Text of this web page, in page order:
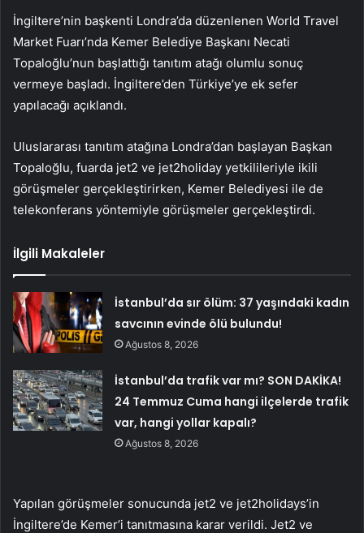
İngiltere’nin başkenti Londra’da düzenlenen World Travel
Market Fuarı’nda Kemer Belediye Başkanı Necati
Topaloğlu’nun başlattığı tanıtım atağı olumlu sonuç
vermeye başladı. İngiltere’den Türkiye’ye ek sefer
yapılacağı açıklandı.
Uluslararası tanıtım atağına Londra’dan başlayan Başkan
Topaloğlu, fuarda jet2 ve jet2holiday yetkilileriyle ikili
görüşmeler gerçekleştirirken, Kemer Belediyesi ile de
telekonferans yöntemiyle görüşmeler gerçekleştirdi.
İlgili Makaleler
İstanbul’da sır ölüm: 37 yaşındaki kadın
savcının evinde ölü bulundu!
Ağustos 8, 2026
İstanbul’da trafik var mı? SON DAKİKA!
24 Temmuz Cuma hangi ilçelerde trafik
var, hangi yollar kapalı?
Ağustos 8, 2026
Yapılan görüşmeler sonucunda jet2 ve jet2holidays’in
İngiltere’de Kemer’i tanıtmasına karar verildi. Jet2 ve